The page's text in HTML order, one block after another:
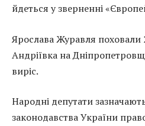
йдеться у зверненні
Ярослава Журавля поховали
Андріївка на
виріс.
Народні депутати
законодавства України